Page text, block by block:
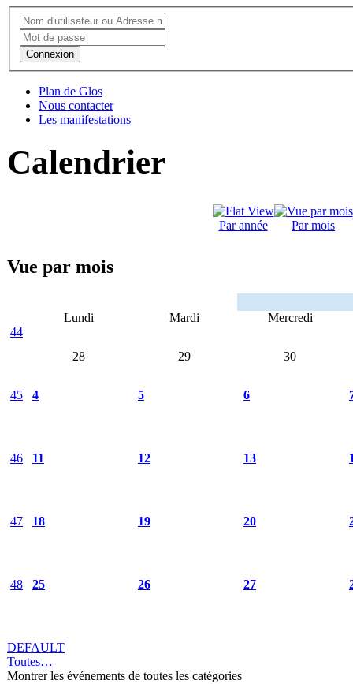
Connexion
Plan de Glos
Nous contacter
Les manifestations
Calendrier
Par année Par mois
Vue par mois
Lundi Mardi
Mercredi
44
28
29 30
45 4 5 6
46 11 12 13
47 18 19 20
48 25 26 27
DEFAULT
Toutes…
Montrer les événements de toutes les catégories